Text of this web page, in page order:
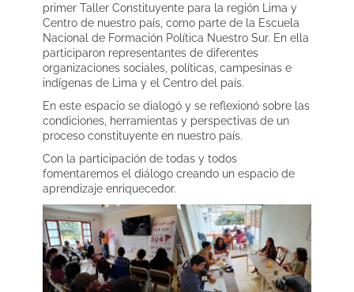
primer Taller Constituyente para la región Lima y
Centro de nuestro país, como parte de la Escuela
Nacional de Formación Política Nuestro Sur. En ella
participaron representantes de diferentes
organizaciones sociales, políticas, campesinas e
indígenas de Lima y el Centro del país.
En este espacio se dialogó y se reflexionó sobre las
condiciones, herramientas y perspectivas de un
proceso constituyente en nuestro país.
Con la participación de todas y todos
fomentaremos el diálogo creando un espacio de
aprendizaje enriquecedor.